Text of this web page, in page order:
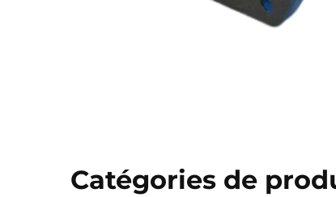
Catégories de